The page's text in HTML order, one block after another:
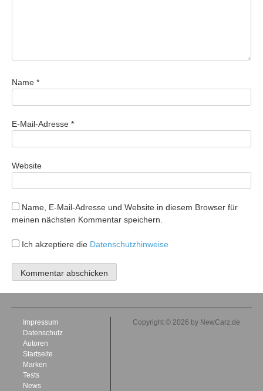
Name *
E-Mail-Adresse *
Website
Name, E-Mail-Adresse und Website in diesem Browser für
meinen nächsten Kommentar speichern.
Ich akzeptiere die Datenschutzhinweise
Impressum
Datenschutz
Autoren
Startseite
Marken
Tests
News
Copyright © 2026 by NewCarz.de